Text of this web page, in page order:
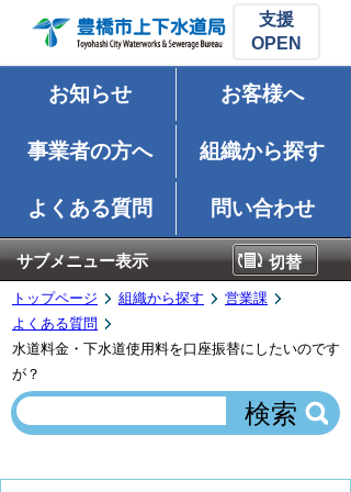
支援
お知らせ お客様へ
事業者の方へ 組織から探す
よくある質問 問い合わせ
サブメニュー表示 切替
トップページ 組織から探す
営業課
よくある質問
水道料金・下水道使用料を口座振替にしたいのです
が？